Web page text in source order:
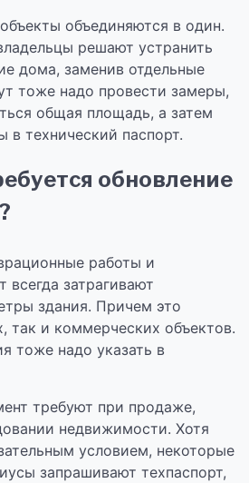
объединяются в один.
решают устранить
дома, заменив отдельные
тоже надо провести замеры,
общая площадь, а затем
в технический паспорт.
обновление
работы и
всегда затрагивают
здания. Причем это
так и коммерческих объектов.
тоже надо указать в
требуют при продаже,
недвижимости. Хотя
условием, некоторые
запрашивают техпаспорт,